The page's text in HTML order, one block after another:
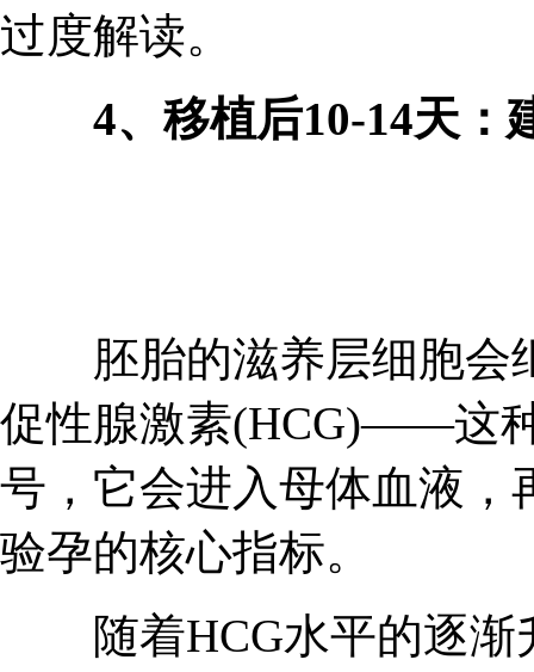
过度解读。
4、移植后10-14天：
胚胎的滋养层细胞会
促性腺激素(HCG)——这
号，它会进入母体血液，
验孕的核心指标。
随着HCG水平的逐渐